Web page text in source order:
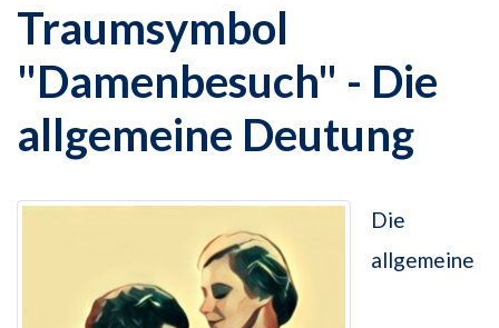
Traumsymbol
"Damenbesuch" - Die
allgemeine Deutung
Die
allgemeine